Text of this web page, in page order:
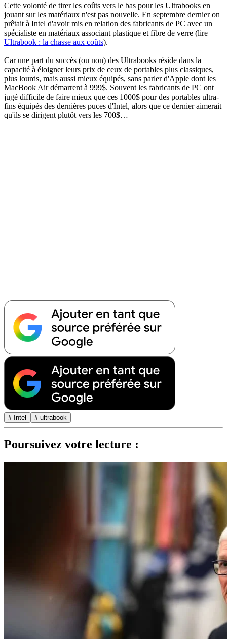
Cette volonté de tirer les coûts vers le bas pour les Ultrabooks en
jouant sur les matériaux n'est pas nouvelle. En septembre dernier on
prêtait à Intel d'avoir mis en relation des fabricants de PC avec un
spécialiste en matériaux associant plastique et fibre de verre (lire
Ultrabook : la chasse aux coûts).
Car une part du succès (ou non) des Ultrabooks réside dans la
capacité à éloigner leurs prix de ceux de portables plus classiques,
plus lourds, mais aussi mieux équipés, sans parler d'Apple dont les
MacBook Air démarrent à 999$. Souvent les fabricants de PC ont
jugé difficile de faire mieux que ces 1000$ pour des portables ultra-
fins équipés des dernières puces d'Intel, alors que ce dernier aimerait
qu'ils se dirigent plutôt vers les 700$…
# Intel # ultrabook
Poursuivez votre lecture :